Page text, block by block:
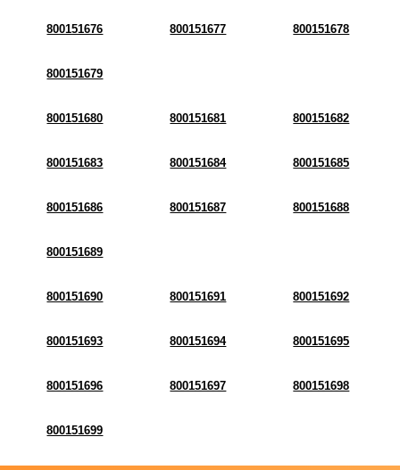
800151676 800151677 800151678
800151679
800151680 800151681 800151682
800151683 800151684 800151685
800151686 800151687 800151688
800151689
800151690 800151691 800151692
800151693 800151694 800151695
800151696 800151697 800151698
800151699